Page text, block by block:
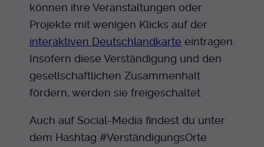
können ihre Veranstaltungen oder
Projekte mit wenigen Klicks auf der
interaktiven Deutschlandkarte eintragen.
Insofern diese Verständigung und den
gesellschaftlichen Zusammenhalt
fördern, werden sie freigeschaltet.
Auch auf Social-Media findest du unter
dem Hashtag #VerständigungsOrte